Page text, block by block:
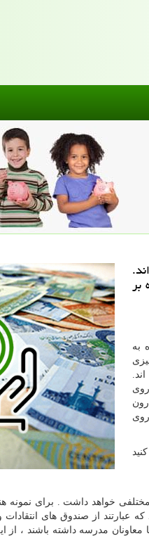
بر
به
مختلفی خواهد داشت . برای
عبارتند از صندوق های
مدرسه داشته باشند ، از